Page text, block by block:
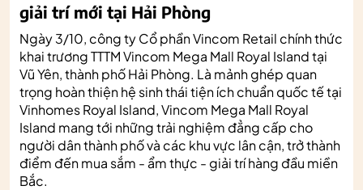
giải trí mới tại Hải Phòng
Ngày 3/10, công ty Cổ phần Vincom Retail chính thức
khai trương TTTM Vincom Mega Mall Royal Island tại
Vũ Yên, thành phố Hải Phòng. Là mảnh ghép quan
trọng hoàn thiện hệ sinh thái tiện ích chuẩn quốc tế tại
Vinhomes Royal Island, Vincom Mega Mall Royal
Island mang tới những trải nghiệm đẳng cấp cho
người dân thành phố và các khu vực lân cận, trở thành
điểm đến mua sắm - ẩm thực - giải trí hàng đầu miền
Bắc.